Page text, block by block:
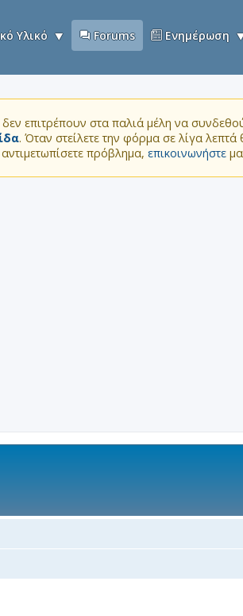
Υλικό Forums Ενημέρωση
επιτρέπουν στα παλιά μέλη να
. Όταν στείλετε την φόρμα σε λίγα
πρόβλημα, επικοινωνήστε